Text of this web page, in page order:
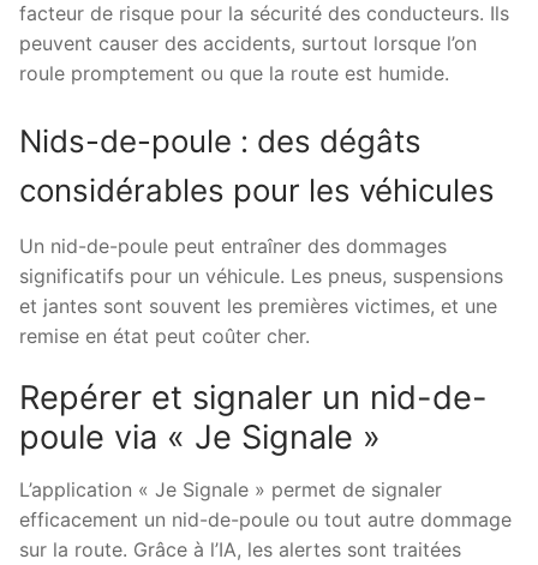
facteur de risque pour la sécurité des conducteurs. Ils
peuvent causer des accidents, surtout lorsque l’on
roule promptement ou que la route est humide.
Nids-de-poule : des dégâts
considérables pour les véhicules
Un nid-de-poule peut entraîner des dommages
significatifs pour un véhicule. Les pneus, suspensions
et jantes sont souvent les premières victimes, et une
remise en état peut coûter cher.
Repérer et signaler un nid-de-
poule via « Je Signale »
L’application « Je Signale » permet de signaler
efficacement un nid-de-poule ou tout autre dommage
sur la route. Grâce à l’IA, les alertes sont traitées